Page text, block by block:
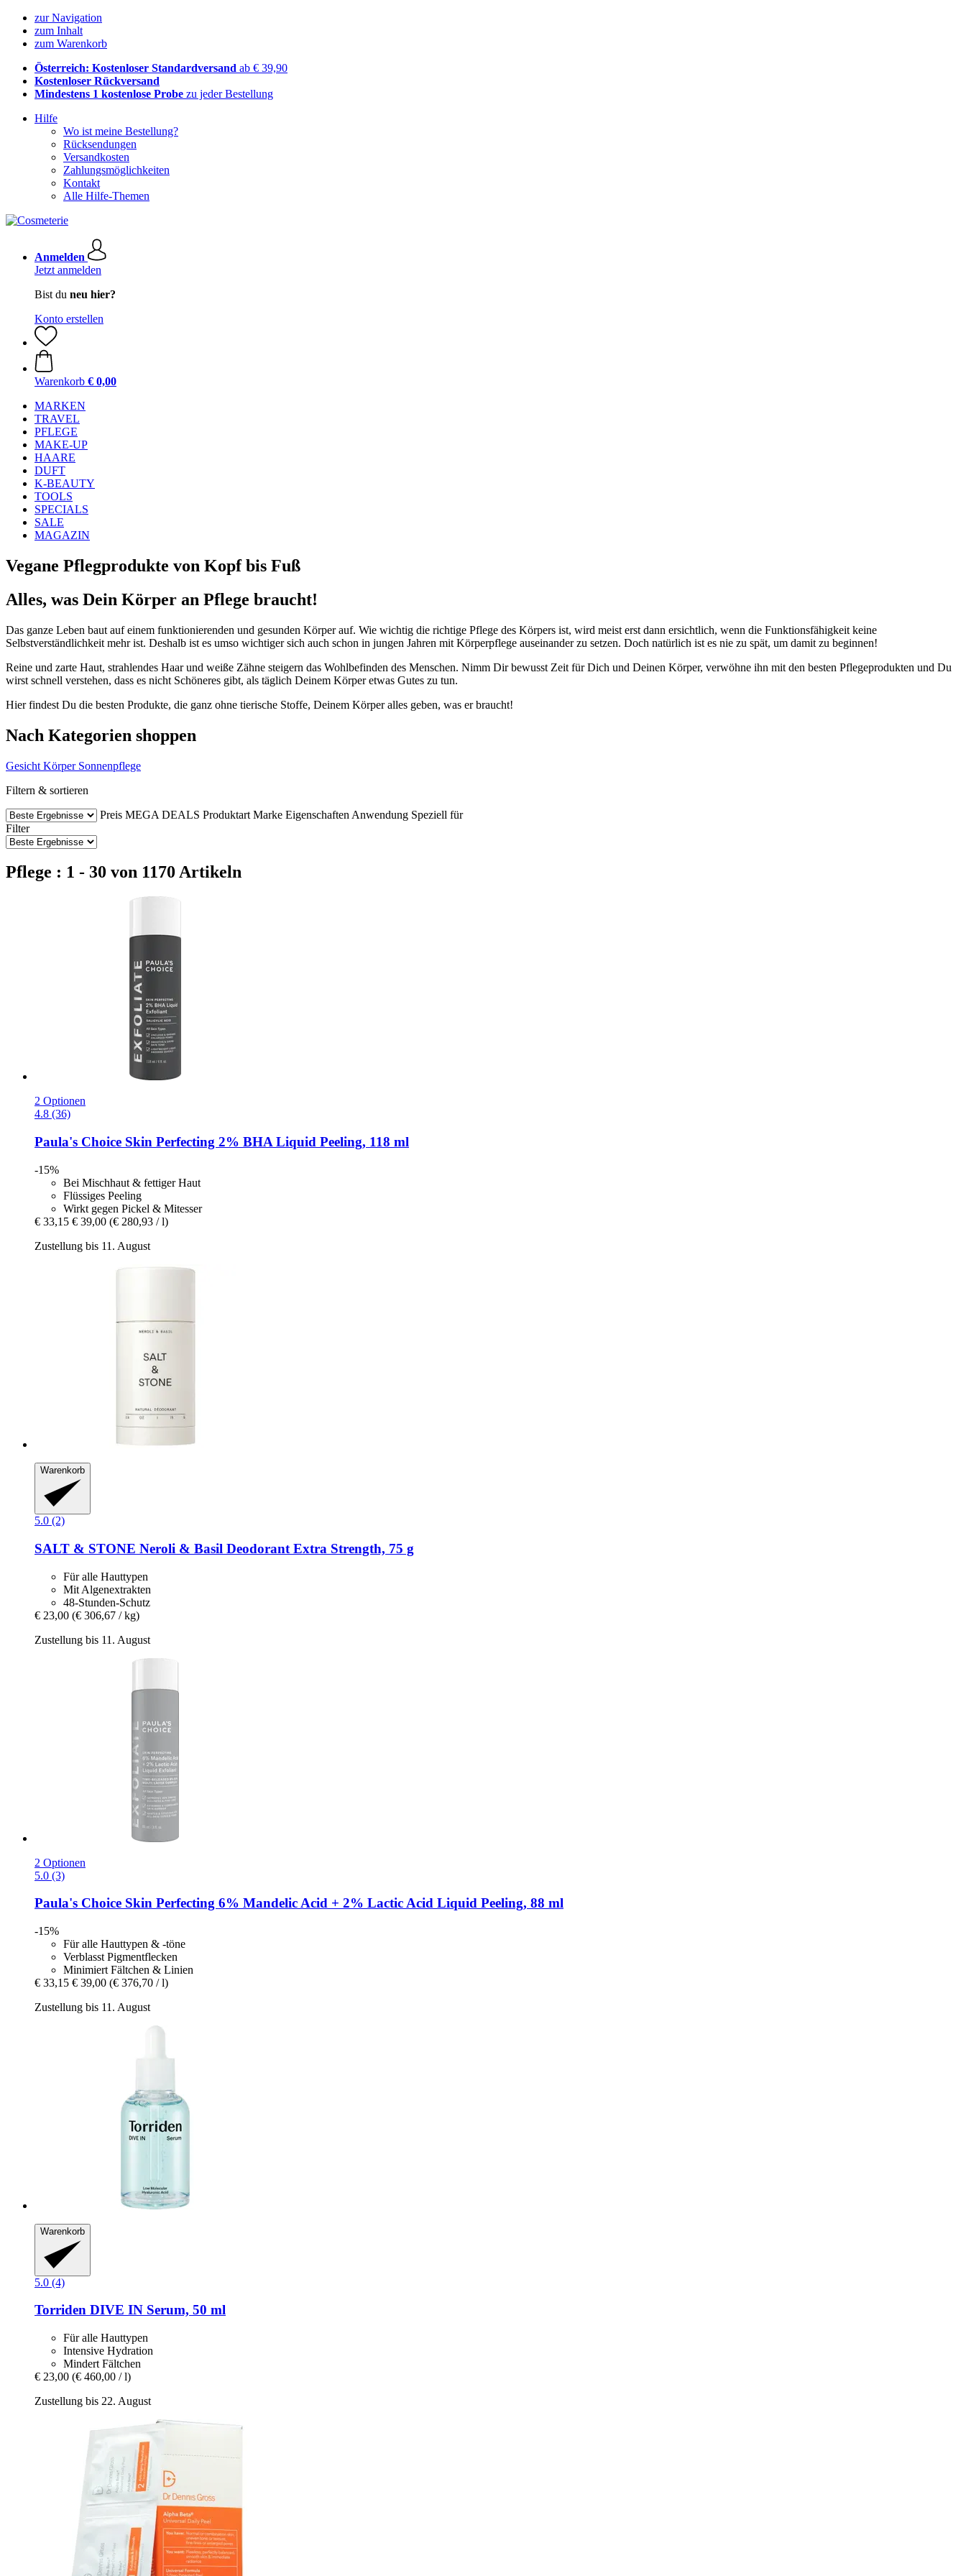
zur Navigation
zum Inhalt
zum Warenkorb
Österreich: Kostenloser Standardversand ab € 39,90
Kostenloser Rückversand
Mindestens 1 kostenlose Probe zu jeder Bestellung
Hilfe
Wo ist meine Bestellung?
Rücksendungen
Versandkosten
Zahlungsmöglichkeiten
Kontakt
Alle Hilfe-Themen
Anmelden
Jetzt anmelden
Bist du neu hier?
Konto erstellen
Warenkorb € 0,00
MARKEN
TRAVEL
PFLEGE
MAKE-UP
HAARE
DUFT
K-BEAUTY
TOOLS
SPECIALS
SALE
MAGAZIN
Vegane Pflegprodukte von Kopf bis Fuß
Alles, was Dein Körper an Pflege braucht!
Das ganze Leben baut auf einem funktionierenden und gesunden Körper auf. Wie wichtig die richtige Pflege des Körpers ist, wird meist erst dann ersichtlich, wenn die Funktionsfähigkeit keine
Selbstverständlichkeit mehr ist. Deshalb ist es umso wichtiger sich auch schon in jungen Jahren mit Körperpflege auseinander zu setzen. Doch natürlich ist es nie zu spät, um damit zu beginnen!
Reine und zarte Haut, strahlendes Haar und weiße Zähne steigern das Wohlbefinden des Menschen. Nimm Dir bewusst Zeit für Dich und Deinen Körper, verwöhne ihn mit den besten Pflegeprodukten und Du
wirst schnell verstehen, dass es nicht Schöneres gibt, als täglich Deinem Körper etwas Gutes zu tun.
Hier findest Du die besten Produkte, die ganz ohne tierische Stoffe, Deinem Körper alles geben, was er braucht!
Nach Kategorien shoppen
Gesicht Körper Sonnenpflege
Filtern & sortieren
Preis MEGA DEALS Produktart Marke Eigenschaften Anwendung Speziell für
Filter
Pflege : 1 - 30 von 1170 Artikeln
2 Optionen
4.8 (36)
Paula's Choice Skin Perfecting 2% BHA Liquid Peeling, 118 ml
-15%
Bei Mischhaut & fettiger Haut
Flüssiges Peeling
Wirkt gegen Pickel & Mitesser
€ 33,15 € 39,00 (€ 280,93 / l)
Zustellung bis 11. August
Warenkorb
5.0 (2)
SALT & STONE Neroli & Basil Deodorant Extra Strength, 75 g
Für alle Hauttypen
Mit Algenextrakten
48-Stunden-Schutz
€ 23,00 (€ 306,67 / kg)
Zustellung bis 11. August
2 Optionen
5.0 (3)
Paula's Choice Skin Perfecting 6% Mandelic Acid + 2% Lactic Acid Liquid Peeling, 88 ml
-15%
Für alle Hauttypen & -töne
Verblasst Pigmentflecken
Minimiert Fältchen & Linien
€ 33,15 € 39,00 (€ 376,70 / l)
Zustellung bis 11. August
Warenkorb
5.0 (4)
Torriden DIVE IN Serum, 50 ml
Für alle Hauttypen
Intensive Hydration
Mindert Fältchen
€ 23,00 (€ 460,00 / l)
Zustellung bis 22. August